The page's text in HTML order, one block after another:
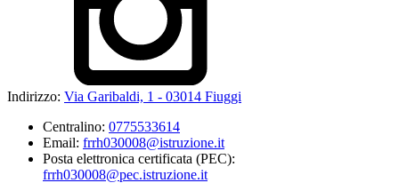
Indirizzo: Via Garibaldi, 1 - 03014 Fiuggi
Centralino: 0775533614
Email: frrh030008@istruzione.it
Posta elettronica certificata (PEC):
frrh030008@pec.istruzione.it